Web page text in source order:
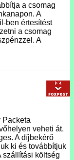
a csomag
A
ben értesítést
a csomag
A
Packeta
veheti át.
A díjbekérő
ki és továbbítjuk
szállítási költség